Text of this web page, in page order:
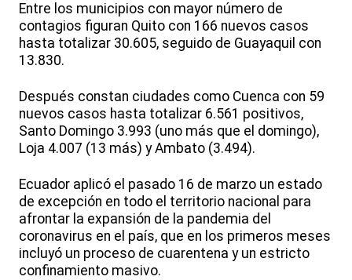
Entre los municipios con mayor número de
contagios figuran Quito con 166 nuevos casos
hasta totalizar 30.605, seguido de Guayaquil con
13.830.
Después constan ciudades como Cuenca con 59
nuevos casos hasta totalizar 6.561 positivos,
Santo Domingo 3.993 (uno más que el domingo),
Loja 4.007 (13 más) y Ambato (3.494).
Ecuador aplicó el pasado 16 de marzo un estado
de excepción en todo el territorio nacional para
afrontar la expansión de la pandemia del
coronavirus en el país, que en los primeros meses
incluyó un proceso de cuarentena y un estricto
confinamiento masivo.